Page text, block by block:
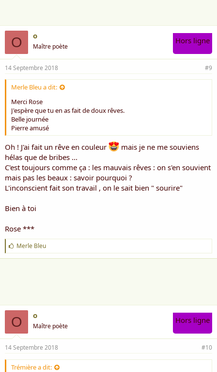
O o
Maître poète
Hors ligne
14 Septembre 2018 #9
Merle Bleu a dit:
Merci Rose
J'espère que tu en as fait de doux rêves.
Belle journée
Pierre amusé
Oh ! J'ai fait un rêve en couleur
mais je ne me souviens
hélas que de bribes ...
C'est toujours comme ça : les mauvais rêves : on s'en souvient
mais pas les beaux : savoir pourquoi ?
L'inconscient fait son travail , on le sait bien " sourire"
Bien à toi
Rose ***
J
'
a
Merle Bleu
O o
Maître poète
Hors ligne
14 Septembre 2018 #10
Trémière a dit: